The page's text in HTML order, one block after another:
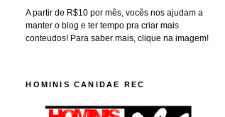
A partir de R$10 por mês, vocês nos ajudam a
manter o blog e ter tempo pra criar mais
conteudos! Para saber mais, clique na imagem!
HOMINIS CANIDAE REC